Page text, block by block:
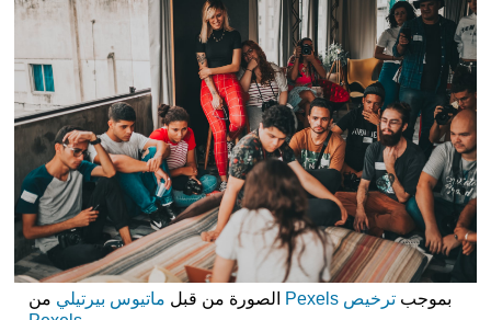
الصورة من قبل ماتيوس بيرتيلي Pexels بموجبترخيص